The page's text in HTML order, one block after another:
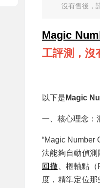
沒有售後，
Magic
工評測，沒
以下是 Magic
一、核心理念：
“Magic Number
法能夠自動偵
回撤 、樞軸點
度，精準定位